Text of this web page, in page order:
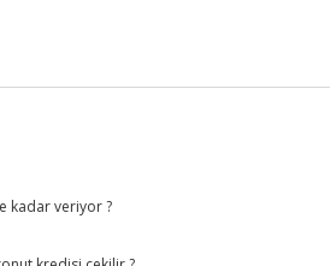
kadar veriyor ?